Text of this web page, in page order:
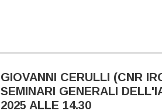
GIOVANNI CERULLI (CNR
SEMINARI GENERALI
2025 ALLE 14.30